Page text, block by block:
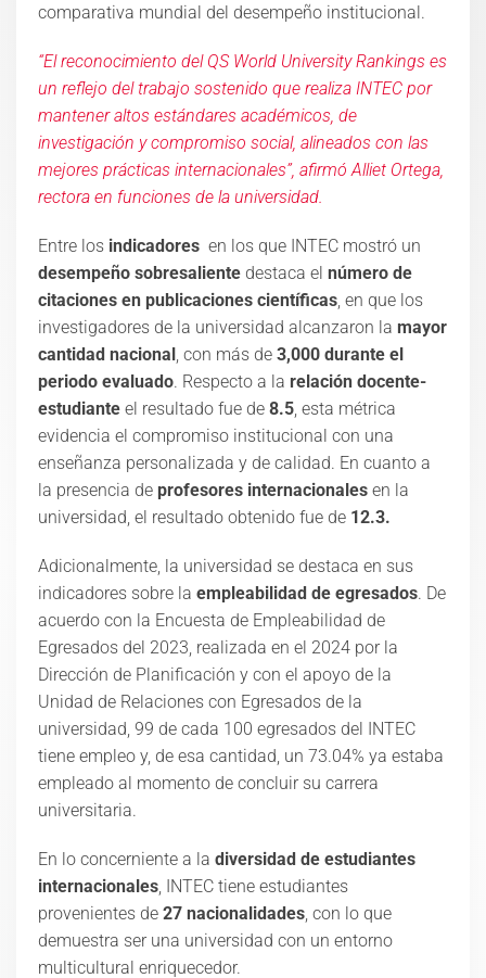
comparativa mundial del desempeño institucional.
“El reconocimiento del QS World UniversityRankings es
un reflejo del trabajo sostenido que realiza INTEC por
mantener altos estándares académicos, de
investigación y compromiso social, alineados con las
mejores prácticas internacionales”, afirmó Alliet Ortega,
rectora en funciones de la universidad.
Entre los indicadores en los que INTEC mostró un
desempeño sobresaliente destaca el número de
citaciones en publicaciones científicas, en que los
investigadores de la universidad alcanzaron la mayor
cantidad nacional, con más de 3,000 durante el
periodo evaluado. Respecto a la relación docente-
estudiante el resultado fue de 8.5, esta métrica
evidencia el compromiso institucional con una
enseñanza personalizada y de calidad. En cuanto a
la presencia de profesores internacionales en la
universidad, el resultado obtenido fue de 12.3.
Adicionalmente, la universidad se destaca en sus
indicadores sobre la empleabilidad de egresados. De
acuerdo con la Encuesta de Empleabilidad de
Egresados del 2023, realizada en el 2024 por la
Dirección de Planificación y con el apoyo de la
Unidad de Relaciones con Egresados de la
universidad, 99 de cada 100 egresados del INTEC
tiene empleo y, de esa cantidad, un 73.04% ya estaba
empleado al momento de concluir su carrera
universitaria.
En lo concerniente a la diversidad de estudiantes
internacionales, INTEC tiene estudiantes
provenientes de 27 nacionalidades, con lo que
demuestra ser una universidad con un entorno
multicultural enriquecedor.